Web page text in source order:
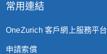
常用連結
OneZurich 客戶網上服務平台
申請索償